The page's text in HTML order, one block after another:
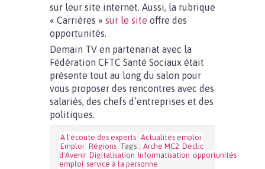
sur leur site internet. Aussi, la rubrique
« Carrières » sur le site offre des
opportunités.
Demain TV en partenariat avec la
Fédération CFTC Santé Sociaux était
présente tout au long du salon pour
vous proposer des rencontres avec des
salariés, des chefs d’entreprises et des
politiques.
A l'écoute des experts Actualités emploi
Emploi Régions Tags : Arche MC2 Déclic
d'Avenir Digitalisation Informatisation opportunités
emploi service à la personne